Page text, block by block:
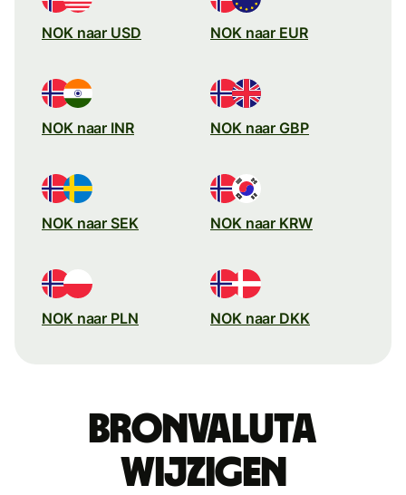
NOK naar USD NOK naar EUR
NOK naar INR NOK naar GBP
NOK naar SEK NOK naar KRW
NOK naar PLN NOK naar DKK
Bronvaluta
wijzigen